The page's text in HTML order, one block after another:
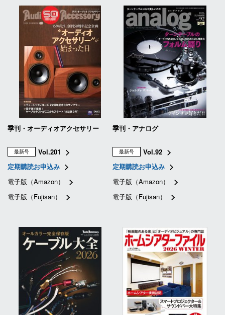
季刊・オーディオアクセサリー
最新号
Vol.201
定期購読お申込み
電子版（Amazon）
電子版（Fujisan）
季刊・アナログ
最新号
Vol.92
定期購読お申込み
電子版（Amazon）
電子版（Fujisan）